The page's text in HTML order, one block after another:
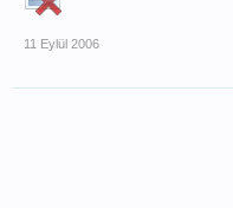
11 Eylül 2006